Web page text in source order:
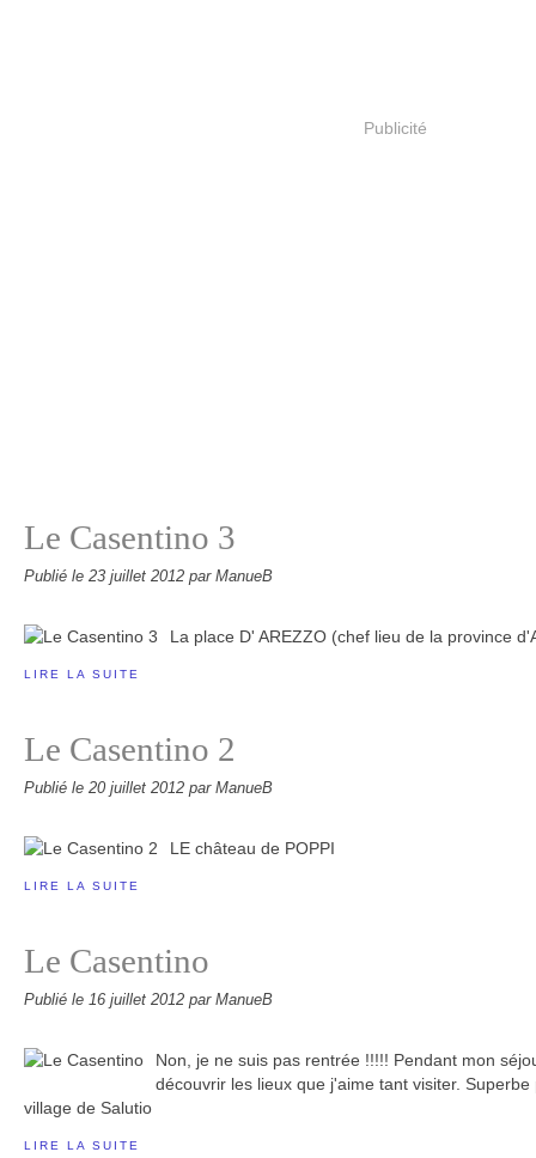
Publicité
Le Casentino 3
Publié le 23 juillet 2012 par ManueB
La place D' AREZZO (chef lieu de la province
LIRE LA SUITE
Le Casentino 2
Publié le 20 juillet 2012 par ManueB
LE château de POPPI
LIRE LA SUITE
Le Casentino
Publié le 16 juillet 2012 par ManueB
Non, je ne suis pas rentrée !!!!! Pendant mon
découvrir les lieux que j'aime tant visiter.
village de Salutio
LIRE LA SUITE